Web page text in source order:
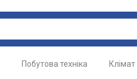
Побутова техніка Клімат